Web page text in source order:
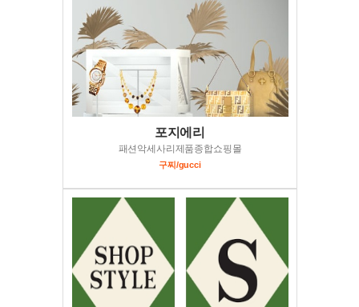
포지에리
패션악세사리제품종합쇼핑몰
구찌/gucci